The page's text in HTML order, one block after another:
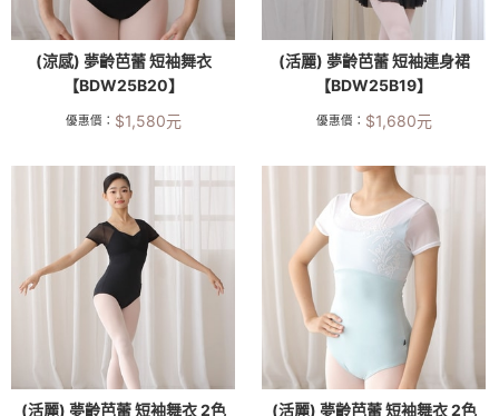
(涼感) 夢齡芭蕾 短袖舞衣
【BDW25B20】
優惠價： $1,580元
(活麗) 夢齡芭蕾 短袖連身裙
【BDW25B19】
優惠價： $1,680元
(活麗) 夢齡芭蕾 短袖舞衣 2色
(活麗) 夢齡芭蕾 短袖舞衣 2色